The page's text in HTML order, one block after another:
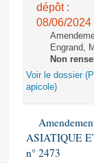
dépôt :
08/06/2024
Engrand,
Non
Voir le dossier
apicole)
ASIATIQUE
n° 2473